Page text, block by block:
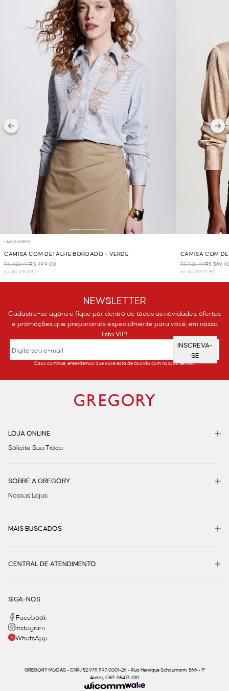
+ MAIS CORES
CAMISA COM DETALHE BORDADO - VERDE
R$ 828,00R$ 499,00
6x de R$ 83,17
CAMISA COM
R$ 728,00R$
6x de R$ 61,50
NEWSLETTER
Cadastre-se agora e fique por dentro de todas as novidades, ofertas
e promoções que preparamos especialmente para você, em nossa
lista VIP!
INSCREVA-
SE
Caso continue, entendemos que você está de acordo com nossos termos.
LOJA ONLINE
Solicite Sua Troca
SOBRE A GREGORY
Nossas Lojas
MAIS BUSCADOS
CENTRAL DE ATENDIMENTO
SIGA-NOS
Facebook
Instagram
WhatsApp
GREGORY MODAS - CNPJ 52.978.897.0001-26 - Rua Henrique Schaumann, 566 - 1º
Andar, CEP: 05413-010